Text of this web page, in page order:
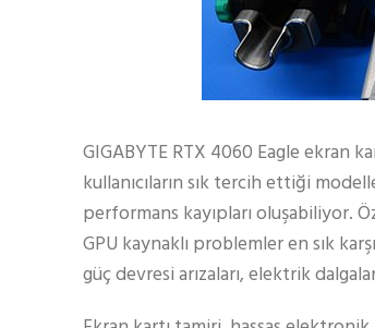
GIGABYTE RTX 4060 Eagle ekran
kullanıcıların sık tercih ettiği
performans kayıpları oluşabiliyor.
GPU kaynaklı problemler en sık
güç devresi arızaları, elektrik